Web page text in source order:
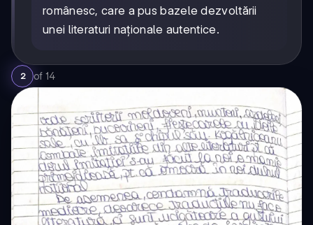
românesc, care a pus bazele dezvoltării
unei literaturi naționale autentice.
2 of 14